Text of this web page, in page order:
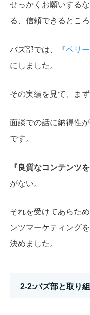
せっかくお願いする
る、信頼できるとこ
バズ部では、 『ベリ
にしました。
その実績を見て、ま
面談での話に納得性
です。
『良質なコンテンツ
がない。
それを受けてあらた
ンツマーケティング
決めました。
2-2:バズ部と取り